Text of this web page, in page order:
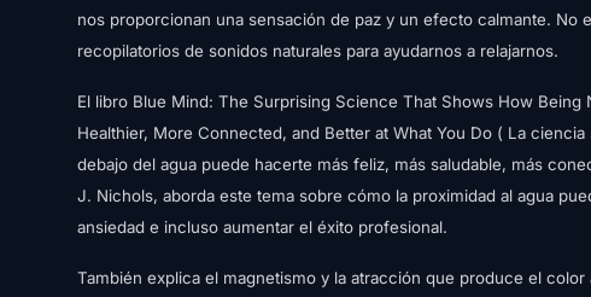
nos proporcionan una sensación de paz y un efecto calmante. No
recopilatorios de sonidos naturales para ayudarnos a relajarnos.
El libro Blue Mind: The Surprising Science That Shows How Being
Healthier, More Connected, and Better at What You Do ( La
debajo del agua puede hacerte más feliz, más saludable, más
J. Nichols, aborda este tema sobre cómo la proximidad al agua
ansiedad e incluso aumentar el éxito profesional.
También explica el magnetismo y la atracción que produce el